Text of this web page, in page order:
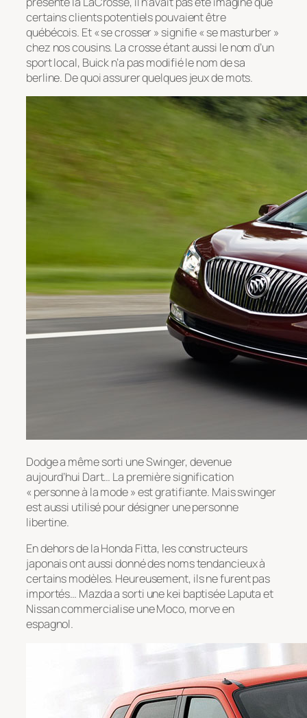
certains clients potentiels pouvaient être
québécois. Et « se crosser » signifie « se masturber »
chez nos cousins. La crosse étant aussi le nom d’un
sport local, Buick n’a pas modifié le nom de sa
berline. De quoi assurer quelques jeux de mots.
Dodge a même sorti une Swinger, devenue
aujourd’hui Dart… La première signification
« personne à la mode » est gratifiante. Mais swinger
est aussi utilisé pour désigner une personne
libertine.
En dehors de la Honda Fitta, les constructeurs
japonais ont aussi donné des noms tendancieux à
certains modèles. Heureusement, ils ne furent pas
importés… Mazda a sorti une kei baptisée Laputa et
Nissan commercialise une Moco, morve en
espagnol.